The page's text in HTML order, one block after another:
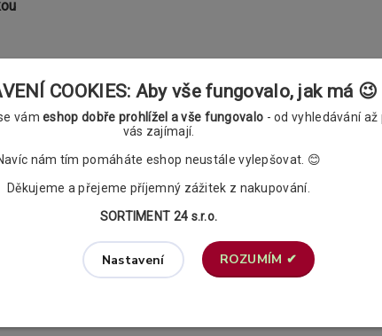
a 19mm ASPEN plus - DESIGN A
které se dokonale hodí téměř ke všem interiérům. Jsou
povrchovou úpravou. Odolnost proti oděru zajišťuje
COOKIES: Aby vše fungovalo, jak má 😉
vámeshop dobře prohlížel a vše fungovalo - od vyhledávání až
vás zajímají.
nám tím pomáháte eshop neustále vylepšovat. 😊
Děkujeme a přejeme příjemný zážitek z nakupování.
SORTIMENT 24 s.r.o.
Nastavení ROZUMÍM ✔